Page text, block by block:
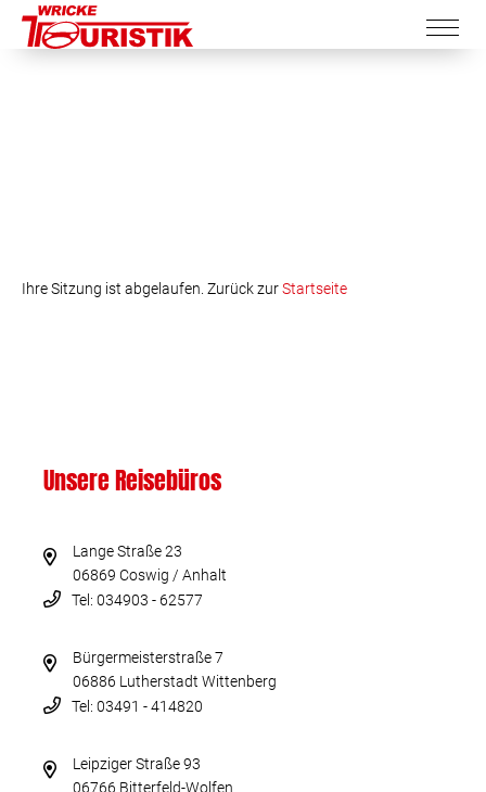
Ihre Sitzung ist abgelaufen. Zurück zurStartseite
Unsere Reisebüros
Lange Straße 23
06869 Coswig / Anhalt
Tel: 034903 - 62577
Bürgermeisterstraße 7
06886 Lutherstadt Wittenberg
Tel: 03491 - 414820
Leipziger Straße 93
06766 Bitterfeld-Wolfen